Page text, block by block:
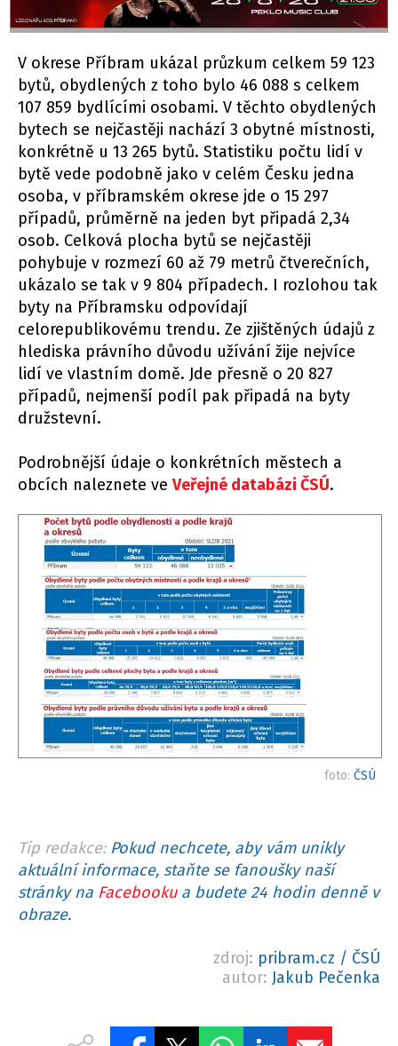
V okrese Příbram ukázal průzkum celkem 59 123
bytů, obydlených z toho bylo 46 088 s celkem
107 859 bydlícími osobami. V těchto obydlených
bytech se nejčastěji nachází 3 obytné místnosti,
konkrétně u 13 265 bytů. Statistiku počtu lidí v
bytě vede podobně jako v celém Česku jedna
osoba, v příbramském okrese jde o 15 297
případů, průměrně na jeden byt připadá 2,34
osob. Celková plocha bytů se nejčastěji
pohybuje v rozmezí 60 až 79 metrů čtverečních,
ukázalo se tak v 9 804 případech. I rozlohou tak
byty na Příbramsku odpovídají
celorepublikovému trendu. Ze zjištěných údajů z
hlediska právního důvodu užívání žije nejvíce
lidí ve vlastním domě. Jde přesně o 20 827
případů, nejmenší podíl pak připadá na byty
družstevní.
Podrobnější údaje o konkrétních městech a
obcích naleznete ve Veřejné databázi ČSÚ.
foto: ČSÚ
Tip redakce: Pokud nechcete, aby vám unikly
aktuální informace, staňte se fanoušky naší
stránky na Facebookua budete 24 hodin denně v
obraze.
zdroj: pribram.cz / ČSÚ
autor: Jakub Pečenka